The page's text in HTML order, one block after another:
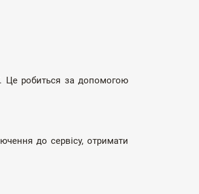
Це робиться за допомогою
до сервісу, отримати